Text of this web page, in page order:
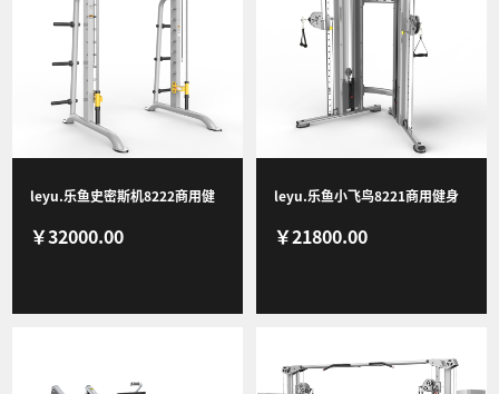
leyu.乐鱼史密斯机8222商用健
身器材健身房团购综合训练器
￥32000.00
leyu.乐鱼小飞鸟8221商用健身
器材健身房团购综合训练器
￥21800.00